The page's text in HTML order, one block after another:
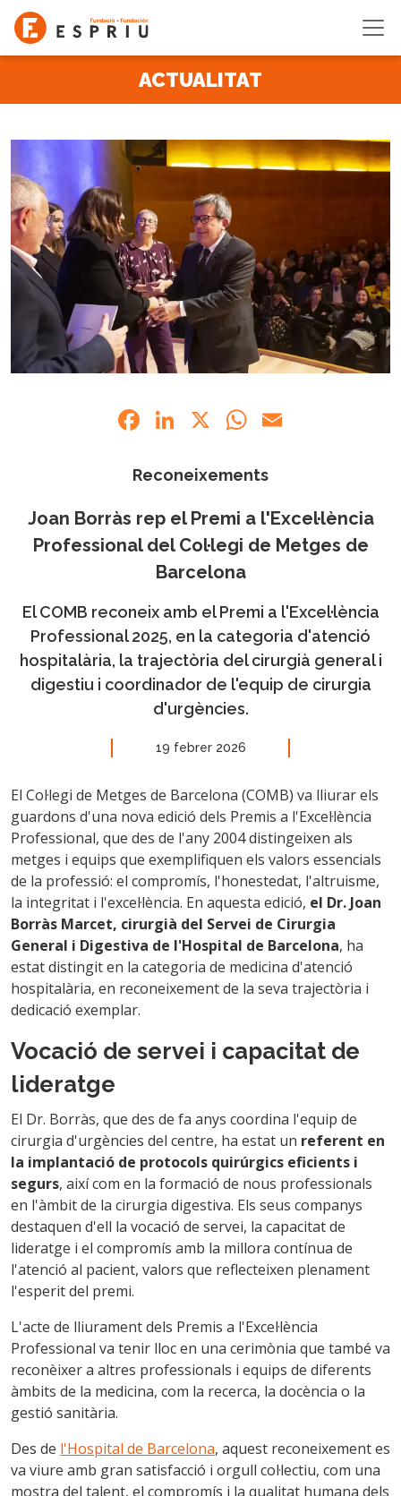
Vés al contingut
ACTUALITAT
Facebook
LinkedIn
X WhatsApp
Reconeixements
Joan Borràs rep el Premi a l'Excel·lència
Professional del Col·legi de Metges de
Barcelona
El COMB reconeix amb el Premi a l'Excel·lència
Professional 2025, en la categoria d'atenció
hospitalària, la trajectòria del cirurgià general i
digestiu i coordinador de l'equip de cirurgia
d'urgències.
19 febrer 2026
El Col·legi de Metges de Barcelona (COMB) va lliurar els
guardons d'una nova edició dels Premis a l'Excel·lència
Professional, que des de l'any 2004 distingeixen als
metges i equips que exemplifiquen els valors essencials
de la professió: el compromís, l'honestedat, l'altruisme,
la integritat i l'excel·lència. En aquesta edició, el Dr. Joan
Borràs Marcet, cirurgià del Servei de Cirurgia
General i Digestiva de l'Hospital de Barcelona, ha
estat distingit en la categoria de medicina d'atenció
hospitalària, en reconeixement de la seva trajectòria i
dedicació exemplar.
Vocació de servei i capacitat de
lideratge
El Dr. Borràs, que des de fa anys coordina l'equip de
cirurgia d'urgències del centre, ha estat un referent en
la implantació de protocols quirúrgics eficients i
segurs, així com en la formació de nous professionals
en l'àmbit de la cirurgia digestiva. Els seus companys
destaquen d'ell la vocació de servei, la capacitat de
lideratge i el compromís amb la millora contínua de
l'atenció al pacient, valors que reflecteixen plenament
l'esperit del premi.
L'acte de lliurament dels Premis a l'Excel·lència
Professional va tenir lloc en una cerimònia que també va
reconèixer a altres professionals i equips de diferents
àmbits de la medicina, com la recerca, la docència o la
gestió sanitària.
Des de l'Hospital de Barcelona, aquest reconeixement es
va viure amb gran satisfacció i orgull col·lectiu, com una
mostra del talent, el compromís i la qualitat humana dels